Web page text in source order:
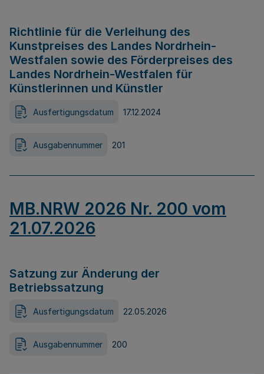
Richtlinie für die Verleihung des
Kunstpreises des Landes Nordrhein-
Westfalen sowie des Förderpreises des
Landes Nordrhein-Westfalen für
Künstlerinnen und Künstler
Ausfertigungsdatum 17.12.2024
Ausgabennummer 201
MB.NRW 2026 Nr. 200 vom
21.07.2026
Satzung zur Änderung der
Betriebssatzung
Ausfertigungsdatum 22.05.2026
Ausgabennummer 200